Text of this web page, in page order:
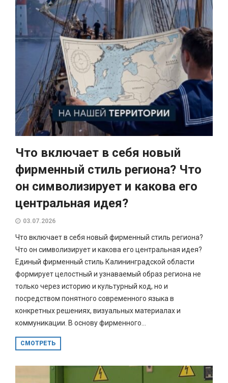
Что включает в себя новый
фирменный стиль региона? Что
он символизирует и какова его
центральная идея?
03.07.2026
Что включает в себя новый фирменный стиль региона?
Что он символизирует и какова его центральная идея?
Единый фирменный стиль Калининградской области
формирует целостный и узнаваемый образ региона не
только через историю и культурный код, но и
посредством понятного современного языка в
конкретных решениях, визуальных материалах и
коммуникации. В основу фирменного...
СМОТРЕТЬ